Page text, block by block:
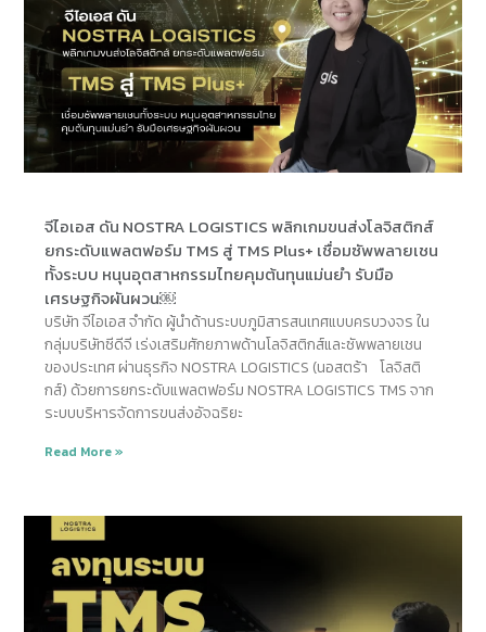
จีไอเอส ดัน NOSTRA LOGISTICS พลิกเกมขนส่งโลจิสติกส์
ยกระดับแพลตฟอร์ม TMS สู่ TMS Plus+ เชื่อมซัพพลายเชน
ทั้งระบบ หนุนอุตสาหกรรมไทยคุมต้นทุนแม่นยำ รับมือ
เศรษฐกิจผันผวน￼
บริษัท จีไอเอส จำกัด ผู้นำด้านระบบภูมิสารสนเทศแบบครบวงจร ใน
กลุ่มบริษัทซีดีจี เร่งเสริมศักยภาพด้านโลจิสติกส์และซัพพลายเชน
ของประเทศ ผ่านธุรกิจ NOSTRA LOGISTICS (นอสตร้า โลจิสติ
กส์) ด้วยการยกระดับแพลตฟอร์ม NOSTRA LOGISTICS TMS จาก
ระบบบริหารจัดการขนส่งอัจฉริยะ
Read More »